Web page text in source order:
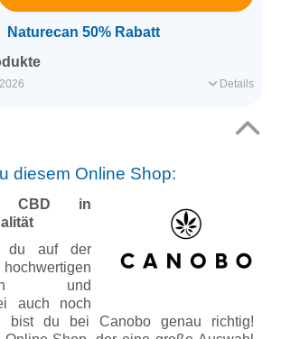
KategorieApotheke & Gesundheit
Naturecan 50% Rabatt
bekommst du beim kauf von CBD-
Kategorie Apotheke & Gesundheit
Details
diesem Online Shop:
CBD in
du auf der
und
auch noch
bist du bei Canobo genau richtig!